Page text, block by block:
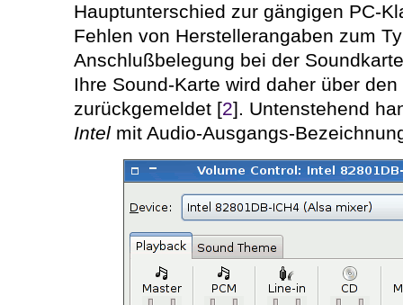
Hauptunterschied zur gängigen PC-
Fehlen von Herstellerangaben zum
Anschlußbelegung bei der
Ihre Sound-Karte wird daher über
zurückgemeldet [2]. Untenstehend
Intelmit Audio-Ausgangs-